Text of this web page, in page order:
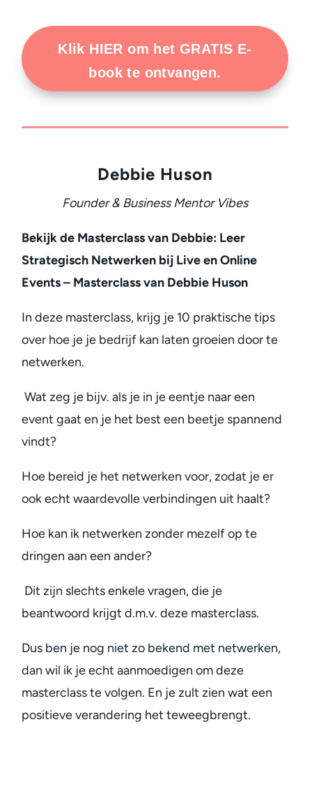
Klik HIER om het GRATIS E-
book te ontvangen.
Debbie Huson
Founder & Business Mentor Vibes
Bekijk de Masterclass van Debbie: Leer
Strategisch Netwerken bij Live en Online
Events – Masterclass van Debbie Huson
In deze masterclass, krijg je 10 praktische tips
over hoe je je bedrijf kan laten groeien door te
netwerken.
Wat zeg je bijv. als je in je eentje naar een
event gaat en je het best een beetje spannend
vindt?
Hoe bereid je het netwerken voor, zodat je er
ook echt waardevolle verbindingen uit haalt?
Hoe kan ik netwerken zonder mezelf op te
dringen aan een ander?
Dit zijn slechts enkele vragen, die je
beantwoord krijgt d.m.v. deze masterclass.
Dus ben je nog niet zo bekend met netwerken,
dan wil ik je echt aanmoedigen om deze
masterclass te volgen. En je zult zien wat een
positieve verandering het teweegbrengt.